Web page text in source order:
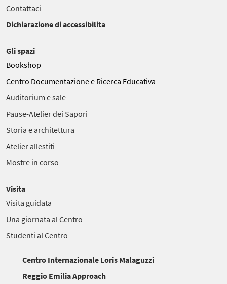
Contattaci
Dichiarazione di accessibilita
Gli spazi
Bookshop
Centro Documentazione e Ricerca Educativa
Auditorium e sale
Pause-Atelier dei Sapori
Storia e architettura
Atelier allestiti
Mostre in corso
Visita
Visita guidata
Una giornata al Centro
Studenti al Centro
Centro Internazionale Loris Malaguzzi
Reggio Emilia Approach